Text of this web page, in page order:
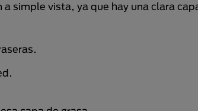
simple vista, ya que hay una clara